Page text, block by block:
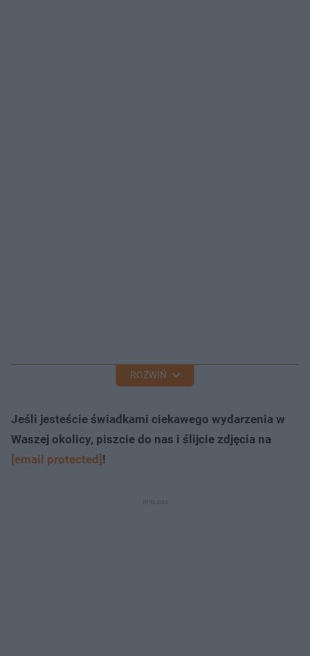
ROZWIŃ
Jeśli jesteście świadkami ciekawego wydarzenia w
Waszej okolicy, piszcie do nas i ślijcie zdjęcia na
[email protected] !